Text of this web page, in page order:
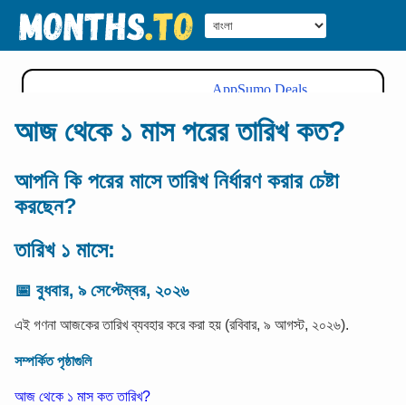
আজ থেকে ১ মাস পরের তারিখ কত?
আপনি কি পরের মাসে তারিখ নির্ধারণ করার চেষ্টা
করছেন?
তারিখ ১ মাসে:
📅 বুধবার, ৯ সেপ্টেম্বর, ২০২৬
এই গণনা আজকের তারিখ ব্যবহার করে করা হয় (রবিবার, ৯ আগস্ট, ২০২৬).
সম্পর্কিত পৃষ্ঠাগুলি
আজ থেকে ১ মাস কত তারিখ?